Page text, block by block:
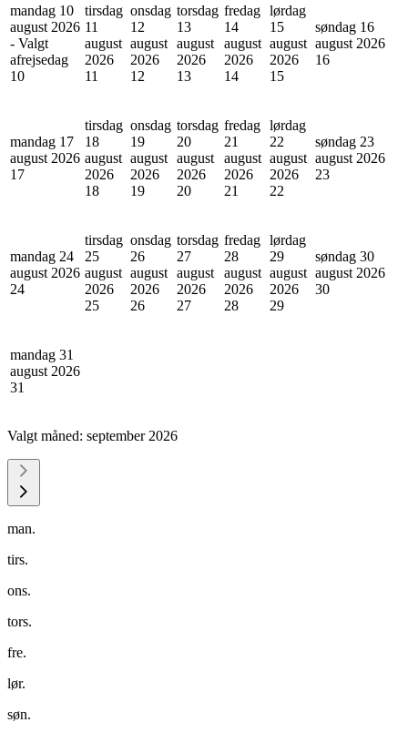
mandag 10
august 2026
- Valgt
afrejsedag
10
tirsdag
11
august
2026
11
onsdag
12
august
2026
12
torsdag
13
august
2026
13
fredag
14
august
2026
14
lørdag
15
august
2026
15
søndag 16
august 2026
16
mandag 17
august 2026
17
tirsdag
18
august
2026
18
onsdag
19
august
2026
19
torsdag
20
august
2026
20
fredag
21
august
2026
21
lørdag
22
august
2026
22
søndag 23
august 2026
23
mandag 24
august 2026
24
tirsdag
25
august
2026
25
onsdag
26
august
2026
26
torsdag
27
august
2026
27
fredag
28
august
2026
28
lørdag
29
august
2026
29
søndag 30
august 2026
30
mandag 31
august 2026
31
Valgt måned: september 2026
man.
tirs.
ons.
tors.
fre.
lør.
søn.